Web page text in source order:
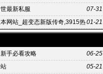
07-31
最新私服
01-21
网站_超变态新版传奇,3915热
最
06-25
手必看攻略
05-21